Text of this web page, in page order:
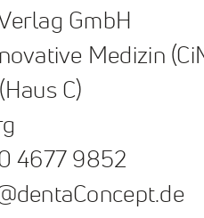
GmbH
Medizin
C)
4677 9852